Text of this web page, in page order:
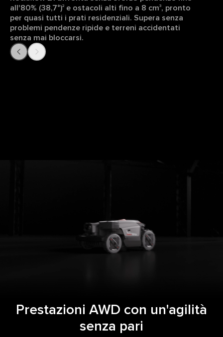
all'80% (38,7°)2 e ostacoli alti fino a 8 cm3, pronto
per quasi tutti i prati residenziali. Supera senza
problemi pendenze ripide e terreni accidentati
senza mai bloccarsi.
Prestazioni AWD con un'agilità
senza pari